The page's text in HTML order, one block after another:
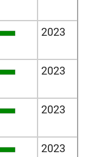
2023
2023
2023
2023